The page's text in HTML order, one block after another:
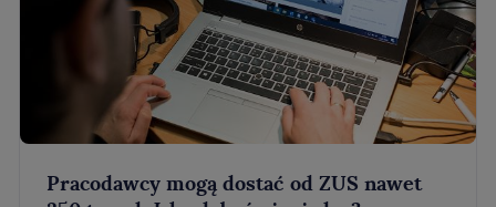
Pracodawcy mogą dostać od ZUS nawet